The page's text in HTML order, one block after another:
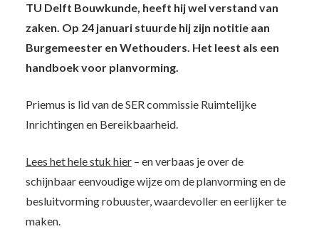
TU Delft Bouwkunde, heeft hij wel verstand van
zaken. Op 24 januari stuurde hij zijn notitie aan
Burgemeester en Wethouders. Het leest als een
handboek voor planvorming.
Priemus is lid van de SER commissie Ruimtelijke
Inrichtingen en Bereikbaarheid.
Lees het hele stuk hier– en verbaas je over de
schijnbaar eenvoudige wijze om de planvorming en de
besluitvorming robuuster, waardevoller en eerlijker te
maken.